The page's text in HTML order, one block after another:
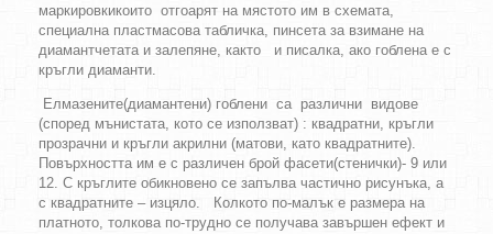
маркировкикоито отгоарят на мястото им в схемата,
специална пластмасова табличка, пинсета за взимане на
диамантчетата и залепяне, както и писалка, ако гоблена е с
кръгли диаманти.
Елмазените(диамантени) гоблени са различни видове
(според мънистата, кото се използват) : квадратни, кръгли
прозрачни и кръгли акрилни (матови, като квадратните).
Повърхността им е с различен брой фасети(стенички)- 9 или
12. С кръглите обикновено се запълва частично рисунъка, а
с квадратните – изцяло. Колкото по-малък е размера на
платното, толкова по-трудно се получава завършен ефект и